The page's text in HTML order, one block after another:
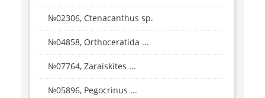
№02306, Ctenacanthus sp.
№04858, Orthoceratida ...
№07764, Zaraiskites ...
№05896, Pegocrinus ...